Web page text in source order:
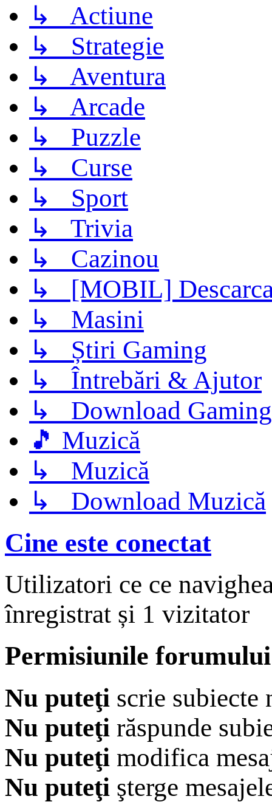
↳ Actiune
↳ Strategie
↳ Aventura
↳ Arcade
↳ Puzzle
↳ Curse
↳ Sport
↳ Trivia
↳ Cazinou
↳ [MOBIL]
↳ Masini
↳ Știri Gaming
↳ Întrebări & Ajutor
↳ Download Gaming
🎵 Muzică
↳ Muzică
↳ Download Muzică
Cine este conectat
Utilizatori ce ce
înregistrat și 1 vizitator
Permisiunile forumului
Nu puteţi scrie subiecte
Nu puteţi răspunde
Nu puteţi modifica
Nu puteţi şterge